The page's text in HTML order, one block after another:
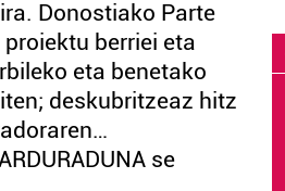
Donostiako Parte
berriei eta
eta benetako
deskubritzeaz hitz
se